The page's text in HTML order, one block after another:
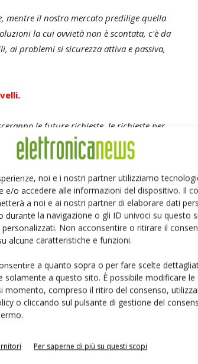
noi e i nostri partner utilizziamo
e/o accedere alle informazioni del dispositivo. Il
a noi e ai nostri partner di elaborare dati
la navigazione o gli ID univoci su questo
Non acconsentire o ritirare il
alcune caratteristiche e funzioni.
a quanto sopra o per fare scelte
solamente a questo sito. È possibile modificare le
momento, compreso il ritiro del consenso,
o cliccando sul pulsante di gestione del
Per saperne di più su questi scopi
mentre il nostro mercato predilige quella
la cui ovvietà non è scontata, c'è da
ai problemi si sicurezza attiva e passiva,
le future richieste, le richieste per
verso l'alto, verso livelli di
purtroppo non viene fatta crescere
nemmeno in una realtà così
vuol dire anche bilanciare i budget
se guardate con ottica interna o con
“cippone” va bene per l'assemblaggio,
attiva del dispositivo in termini di
in numeri non elevati, ma sul tavolo
circuiti multistrato, dalle capacità
su progetti di elettronica industriale che